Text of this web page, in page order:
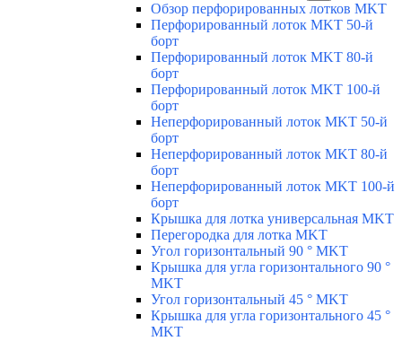
Обзор перфорированных лотков MKT
Перфорированный лоток MKT 50-й
борт
Перфорированный лоток MKT 80-й
борт
Перфорированный лоток MKT 100-й
борт
Неперфорированный лоток MKT 50-й
борт
Неперфорированный лоток MKT 80-й
борт
Неперфорированный лоток MKT 100-й
борт
Крышка для лотка универсальная MKT
Перегородка для лотка MKT
Угол горизонтальный 90 ° MKT
Крышка для угла горизонтального 90 °
MKT
Угол горизонтальный 45 ° MKT
Крышка для угла горизонтального 45 °
MKT